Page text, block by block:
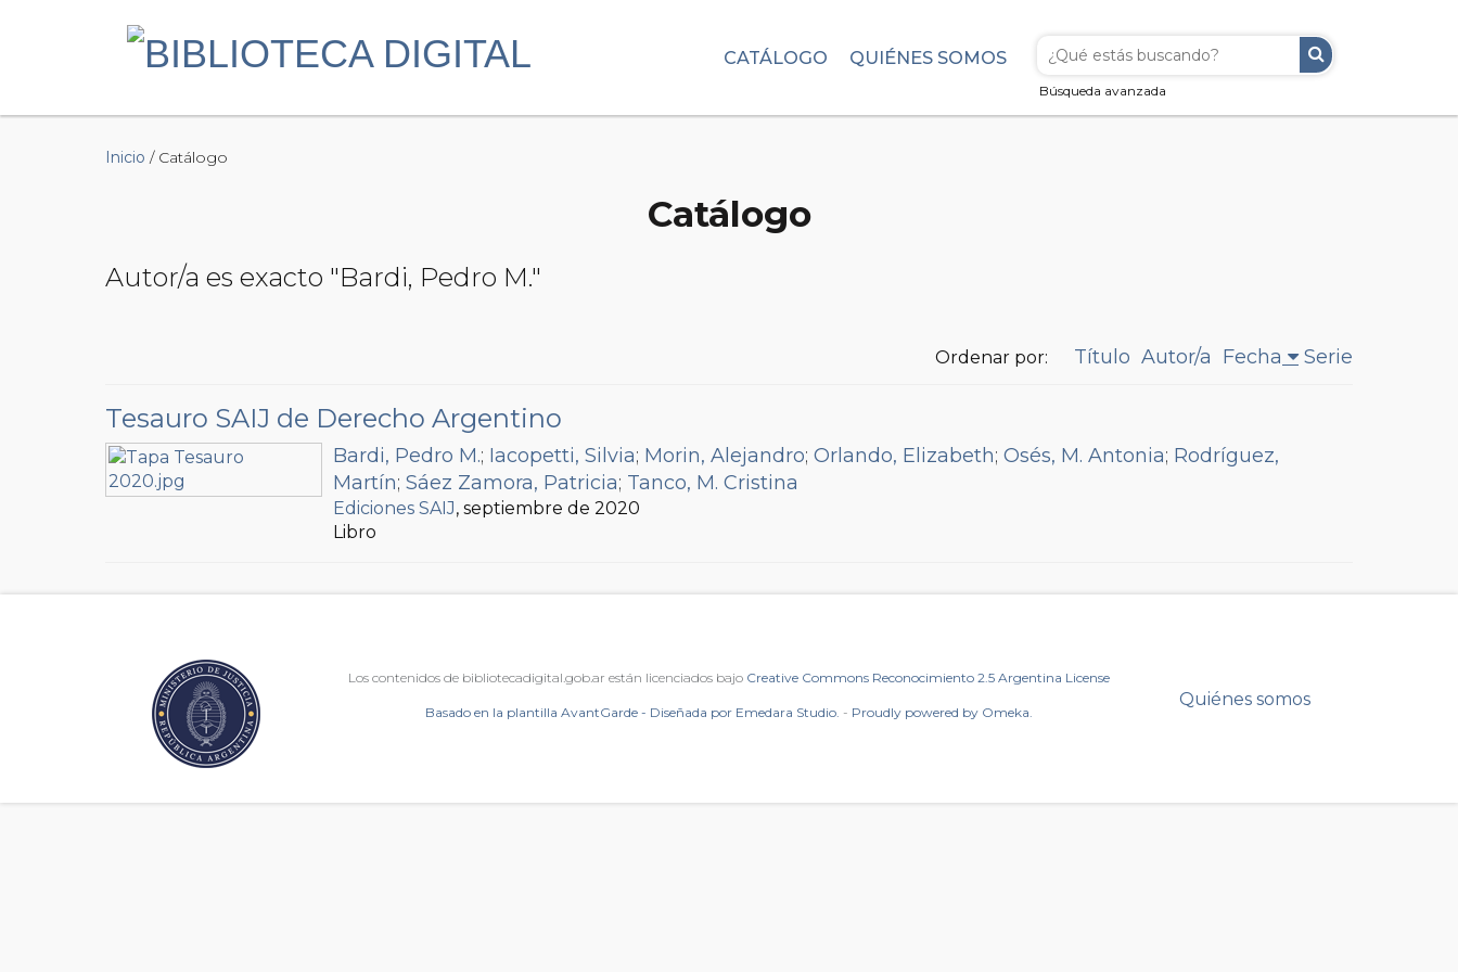
Búsqueda avanzada
CATÁLOGO QUIÉNES SOMOS
Inicio / Catálogo
Catálogo
Autor/a es exacto "Bardi, Pedro M."
Ordenar por: Título Autor/a Fecha Serie
Tesauro SAIJ de Derecho Argentino
Bardi, Pedro M.; Iacopetti, Silvia; Morin, Alejandro; Orlando, Elizabeth; Osés, M. Antonia; Rodríguez,
Martín; Sáez Zamora, Patricia; Tanco, M. Cristina
Ediciones SAIJ, septiembre de 2020
Libro
Los contenidos de bibliotecadigital.gob.ar están licenciados bajo Creative Commons Reconocimiento 2.5 Argentina License
Basado en la plantilla AvantGarde - Diseñada por Emedara Studio. - Proudly powered by Omeka.
Quiénes somos